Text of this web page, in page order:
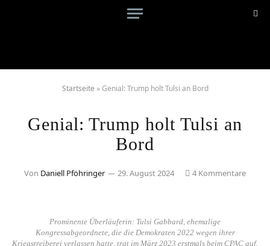
Startseite »Genial: Trump holt Tulsi an Bord
Genial: Trump holt Tulsi an
Bord
Von Daniell Pföhringer 29. August 2024 4 Kommentare
Prominente Überläuferin: Tulsi Gabbard, ehemalige
Kongressabgeordnete, die die Demokraten 2022 wegen ihrer
Kriegstreiberei verlassen hatte, trat im März 2023 erstmals beim CPAC auf.